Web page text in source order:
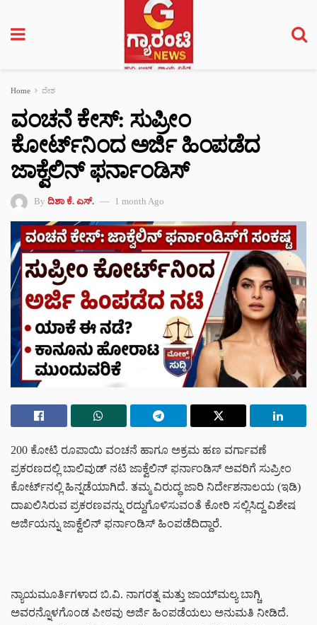
Home ದೇಶ
ವಂಚನೆ ಕೇಸ್: ಸುಪ್ರೀಂ
ಕೋರ್ಟ್‌ನಿಂದ ಅರ್ಜಿ ಹಿಂಪಡೆದ
ಜಾಕ್ವೆಲಿನ್ ಫರ್ನಾಂಡಿಸ್
By ದಿಶಾ ಕೆ. ಎಸ್. 1 month Ago
200 ಕೋಟಿ ರೂಪಾಯಿ ವಂಚನೆ ಹಾಗೂ ಅಕ್ರಮ ಹಣ ವರ್ಗಾವಣೆ
ಪ್ರಕರಣದಲ್ಲಿ ಬಾಲಿವುಡ್ ನಟಿ ಜಾಕ್ವೆಲಿನ್ ಫರ್ನಾಂಡಿಸ್ ಅವರಿಗೆ ಸುಪ್ರೀಂ
ಕೋರ್ಟ್‌ನಲ್ಲಿ ಹಿನ್ನಡೆಯಾಗಿದೆ. ತಮ್ಮ ವಿರುದ್ಧ ಜಾರಿ ನಿರ್ದೇಶನಾಲಯ (ಇಡಿ)
ದಾಖಲಿಸಿರುವ ಪ್ರಕರಣವನ್ನು ರದ್ದುಗೊಳಿಸುವಂತೆ ಕೋರಿ ಸಲ್ಲಿಸಿದ್ದ ವಿಶೇಷ
ಅರ್ಜಿಯನ್ನು ಜಾಕ್ವೆಲಿನ್ ಫರ್ನಾಂಡಿಸ್ ಹಿಂಪಡೆದಿದ್ದಾರೆ.
ನ್ಯಾಯಮೂರ್ತಿಗಳಾದ ಬಿ.ವಿ. ನಾಗರತ್ನ ಮತ್ತು ಜಾಯ್‌ಮಲ್ಯ ಬಾಗ್ಚಿ
ಅವರನ್ನೊಳಗೊಂಡ ಪೀಠವು ಅರ್ಜಿ ಹಿಂಪಡೆಯಲು ಅನುಮತಿ ನೀಡಿದೆ.